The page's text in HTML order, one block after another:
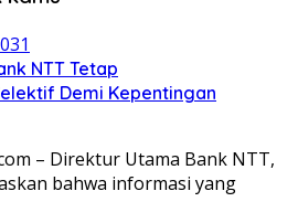
NTT Tetap
Demi Kepentingan
– Direktur Utama Bank NTT,
bahwa informasi yang